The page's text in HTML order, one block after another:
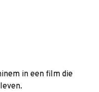
in een film die